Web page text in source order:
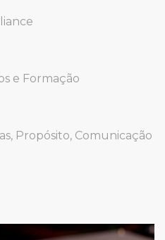
e Formação
Propósito, Comunicação